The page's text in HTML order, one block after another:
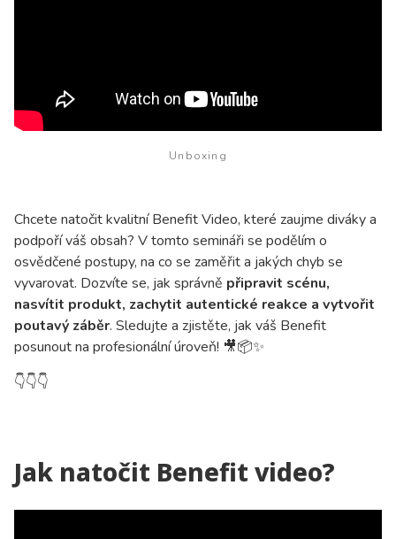
Unboxing
Chcete natočit kvalitní Benefit Video, které zaujme diváky a
podpoří váš obsah? V tomto semináři se podělím o
osvědčené postupy, na co se zaměřit a jakých chyb se
vyvarovat. Dozvíte se, jak správně připravit scénu,
nasvítit produkt, zachytit autentické reakce a vytvořit
poutavý záběr. Sledujte a zjistěte, jak váš Benefit
posunout na profesionální úroveň! 🎥📦✨
👇👇👇
Jak natočit Benefit video?